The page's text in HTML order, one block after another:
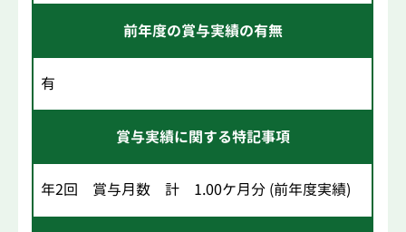
前年度の賞与実績の有無
有
賞与実績に関する特記事項
年2回 賞与月数 計 1.00ケ月分 (前年度実績)